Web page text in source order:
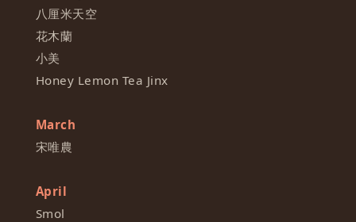
八厘米天空
花木蘭
小美
Honey Lemon Tea Jinx
March
宋唯農
April
Smol